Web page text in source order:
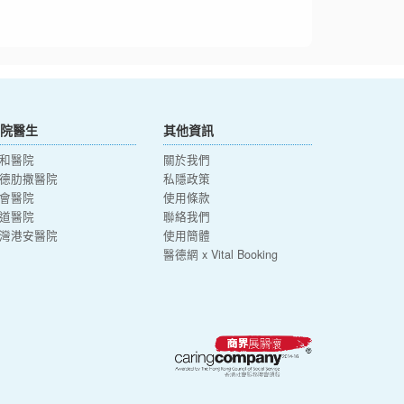
醫生
醫院
肋撒醫院
醫院
醫院
港安醫院
其他資訊
關於我們
私隱政策
使用條款
聯絡我們
使用簡體
醫德網 x Vital Booking